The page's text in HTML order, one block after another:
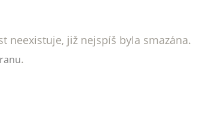
neexistuje, již nejspíš byla smazána.
.